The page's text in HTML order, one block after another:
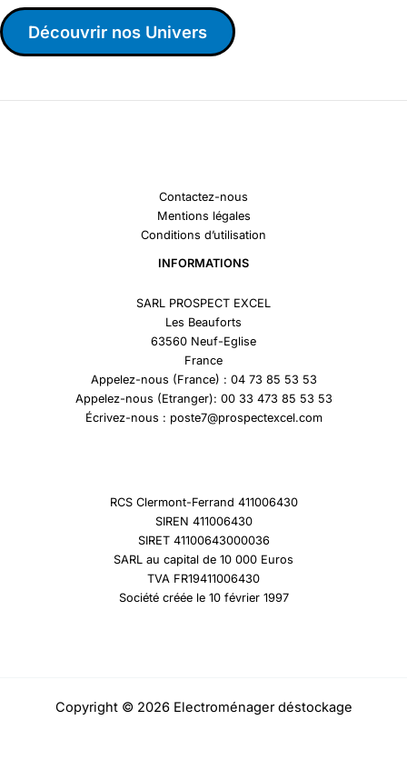
Découvrir nos Univers
Contactez-nous
Mentions légales
Conditions d’utilisation
INFORMATIONS
SARL PROSPECT EXCEL
Les Beauforts
63560 Neuf-Eglise
France
Appelez-nous (France) : 04 73 85 53 53
Appelez-nous (Etranger): 00 33 473 85 53 53
Écrivez-nous : poste7@prospectexcel.com
RCS Clermont-Ferrand 411006430
SIREN 411006430
SIRET 41100643000036
SARL au capital de 10 000 Euros
TVA FR19411006430
Société créée le 10 février 1997
Copyright © 2026 Electroménager déstockage